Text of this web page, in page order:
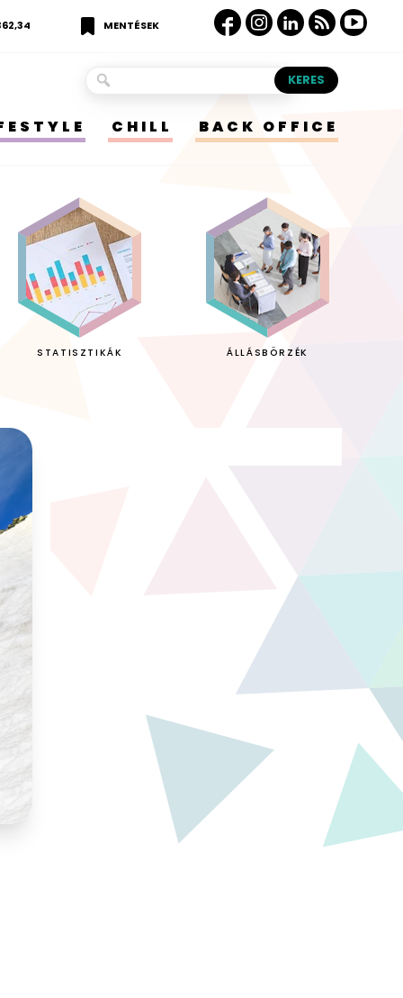
MENTÉSEK
CHILL BACK OFFICE
STATISZTIKÁK ÁLLÁSBÖRZÉK